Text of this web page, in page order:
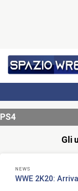
PS4
Gli
NEWS
WWE 2K20: